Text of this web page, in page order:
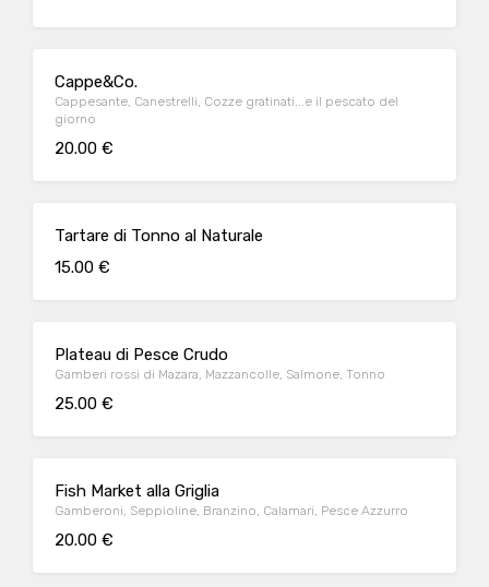
Cappe&Co.
Cappesante, Canestrelli, Cozze gratinati...e il pescato del
giorno
20.00 €
Tartare di Tonno al Naturale
15.00 €
Plateau di Pesce Crudo
Gamberi rossi di Mazara, Mazzancolle, Salmone, Tonno
25.00 €
Fish Market alla Griglia
Gamberoni, Seppioline, Branzino, Calamari, Pesce Azzurro
20.00 €